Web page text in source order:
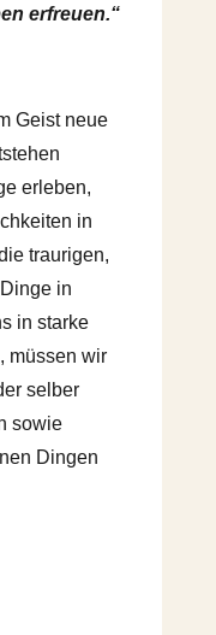
erfreuen.“
Geist neue
erleben,
in
traurigen,
in
in starke
müssen wir
selber
sowie
Dingen